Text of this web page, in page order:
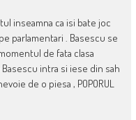
inseamna ca isi bate joc
parlamentari . Basescu se
de fata clasa
intra si iese din sah
de o piesa , POPORUL